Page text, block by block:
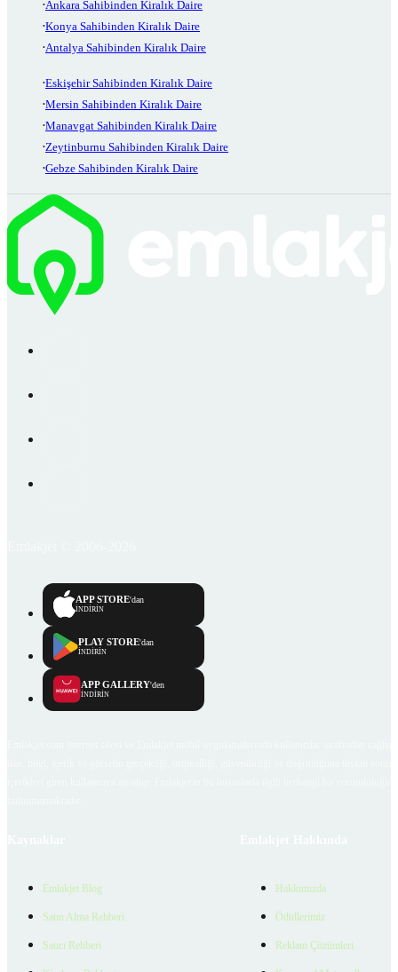
Ankara Sahibinden Kiralık Daire
Konya Sahibinden Kiralık Daire
Antalya Sahibinden Kiralık Daire
Eskişehir Sahibinden Kiralık Daire
Mersin Sahibinden Kiralık Daire
Manavgat Sahibinden Kiralık Daire
Zeytinburnu Sahibinden Kiralık Daire
Gebze Sahibinden Kiralık Daire
APP STORE'dan
İNDİRİN
PLAY STORE'dan
İNDİRİN
APP GALLERY'den
İNDİRİN
Emlakjet Blog
Satın Alma Rehberi
Satıcı Rehberi
Hakkımızda
Ödüllerimiz
Reklam Çözümleri